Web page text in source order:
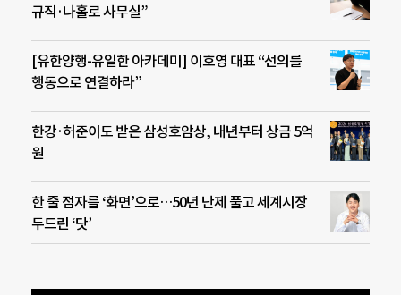
규직·나홀로 사무실”
[유한양행-유일한 아카데미] 이호영 대표 “선의를
행동으로 연결하라”
한강·허준이도 받은 삼성호암상, 내년부터 상금 5억
원
한 줄 점자를 ‘화면’으로…50년 난제 풀고 세계시장
두드린 ‘닷’